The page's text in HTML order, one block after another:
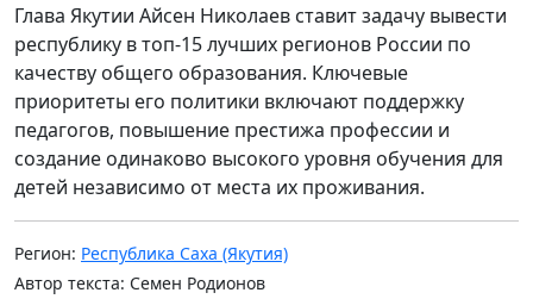
Глава Якутии Айсен Николаев ставит задачу вывести
республику в топ-15 лучших регионов России по
качеству общего образования. Ключевые
приоритеты его политики включают поддержку
педагогов, повышение престижа профессии и
создание одинаково высокого уровня обучения для
детей независимо от места их проживания.
Регион: Республика Саха (Якутия)
Автор текста: Семен Родионов